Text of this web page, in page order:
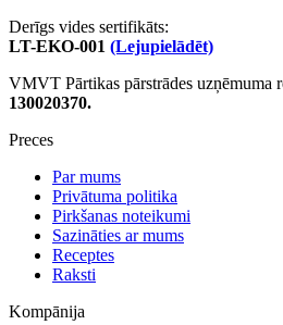
Derīgs vides sertifikāts:
LT-EKO-001 (Lejupielādēt)
VMVT Pārtikas pārstrādes uzņēmuma
130020370.
Preces
Par mums
Privātuma politika
Pirkšanas noteikumi
Sazināties ar mums
Receptes
Raksti
Kompānija